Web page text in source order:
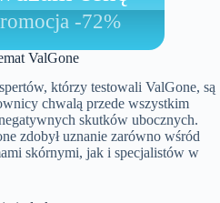
-72%
ValGone
którzy testowali ValGone, są
chwalą przede wszystkim
skutków ubocznych.
zdobył uznanie zarówno wśród
skórnymi, jak i specjalistów w